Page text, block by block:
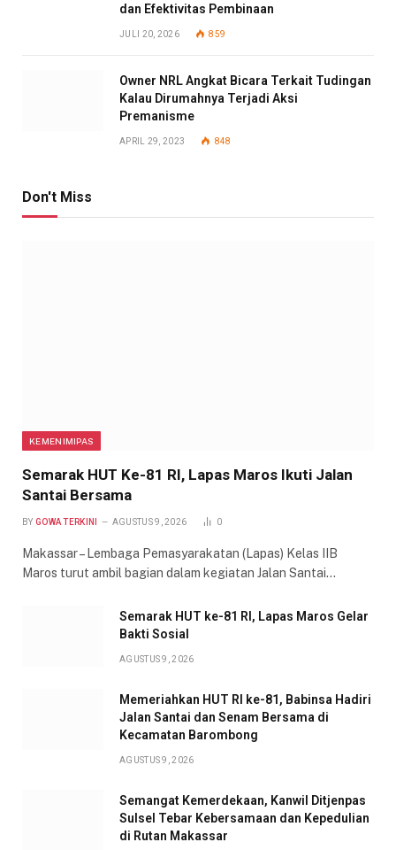
dan Efektivitas Pembinaan
JULI 20, 2026 859
Owner NRL Angkat Bicara Terkait Tudingan
Kalau Dirumahnya Terjadi Aksi
Premanisme
APRIL 29, 2023 848
Don't Miss
KEMENIMIPAS
Semarak HUT Ke-81 RI, Lapas Maros Ikuti Jalan
Santai Bersama
BY GOWA TERKINI AGUSTUS 9, 2026 0
Makassar – Lembaga Pemasyarakatan (Lapas) Kelas IIB
Maros turut ambil bagian dalam kegiatan Jalan Santai…
Semarak HUT ke-81 RI, Lapas Maros Gelar
Bakti Sosial
AGUSTUS 9, 2026
Memeriahkan HUT RI ke-81, Babinsa Hadiri
Jalan Santai dan Senam Bersama di
Kecamatan Barombong
AGUSTUS 9, 2026
Semangat Kemerdekaan, Kanwil Ditjenpas
Sulsel Tebar Kebersamaan dan Kepedulian
di Rutan Makassar